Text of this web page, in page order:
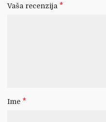
Vaša recenzija *
Ime *